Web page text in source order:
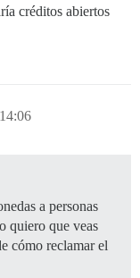
créditos abiertos
a personas
quiero que veas
cómo reclamar el